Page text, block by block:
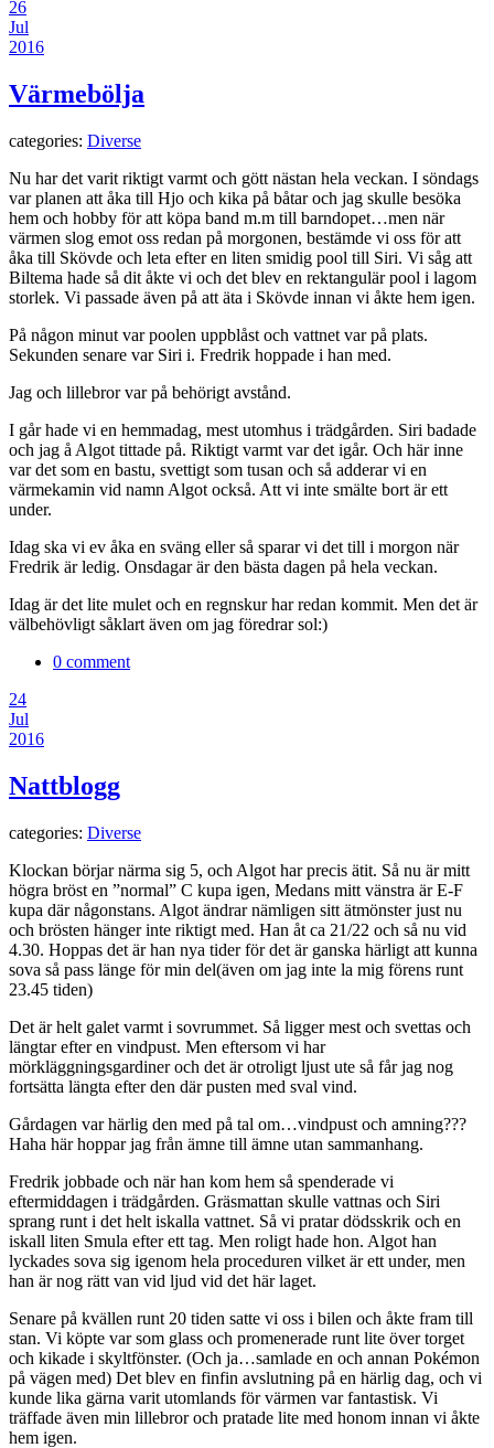
26
Jul
2016
Värmebölja
categories: Diverse
Nu har det varit riktigt varmt och gött nästan hela veckan. I söndags
var planen att åka till Hjo och kika på båtar och jag skulle besöka
hem och hobby för att köpa band m.m till barndopet…men när
värmen slog emot oss redan på morgonen, bestämde vi oss för att
åka till Skövde och leta efter en liten smidig pool till Siri. Vi såg att
Biltema hade så dit åkte vi och det blev en rektangulär pool i lagom
storlek. Vi passade även på att äta i Skövde innan vi åkte hem igen.
På någon minut var poolen uppblåst och vattnet var på plats.
Sekunden senare var Siri i. Fredrik hoppade i han med.
Jag och lillebror var på behörigt avstånd.
I går hade vi en hemmadag, mest utomhus i trädgården. Siri badade
och jag å Algot tittade på. Riktigt varmt var det igår. Och här inne
var det som en bastu, svettigt som tusan och så adderar vi en
värmekamin vid namn Algot också. Att vi inte smälte bort är ett
under.
Idag ska vi ev åka en sväng eller så sparar vi det till i morgon när
Fredrik är ledig. Onsdagar är den bästa dagen på hela veckan.
Idag är det lite mulet och en regnskur har redan kommit. Men det är
välbehövligt såklart även om jag föredrar sol:)
0 comment
24
Jul
2016
Nattblogg
categories: Diverse
Klockan börjar närma sig 5, och Algot har precis ätit. Så nu är mitt
högra bröst en ”normal” C kupa igen, Medans mitt vänstra är E-F
kupa där någonstans. Algot ändrar nämligen sitt ätmönster just nu
och brösten hänger inte riktigt med. Han åt ca 21/22 och så nu vid
4.30. Hoppas det är han nya tider för det är ganska härligt att kunna
sova så pass länge för min del(även om jag inte la mig förens runt
23.45 tiden)
Det är helt galet varmt i sovrummet. Så ligger mest och svettas och
längtar efter en vindpust. Men eftersom vi har
mörkläggningsgardiner och det är otroligt ljust ute så får jag nog
fortsätta längta efter den där pusten med sval vind.
Gårdagen var härlig den med på tal om…vindpust och amning???
Haha här hoppar jag från ämne till ämne utan sammanhang.
Fredrik jobbade och när han kom hem så spenderade vi
eftermiddagen i trädgården. Gräsmattan skulle vattnas och Siri
sprang runt i det helt iskalla vattnet. Så vi pratar dödsskrik och en
iskall liten Smula efter ett tag. Men roligt hade hon. Algot han
lyckades sova sig igenom hela proceduren vilket är ett under, men
han är nog rätt van vid ljud vid det här laget.
Senare på kvällen runt 20 tiden satte vi oss i bilen och åkte fram till
stan. Vi köpte var som glass och promenerade runt lite över torget
och kikade i skyltfönster. (Och ja…samlade en och annan Pokémon
på vägen med) Det blev en finfin avslutning på en härlig dag, och vi
kunde lika gärna varit utomlands för värmen var fantastisk. Vi
träffade även min lillebror och pratade lite med honom innan vi åkte
hem igen.